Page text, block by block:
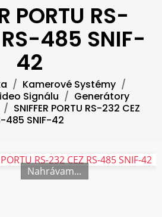
PORTU RS-
485 SNIF-
42
Kamerové Systémy
Signálu
Generátory
SNIFFER PORTU RS-232 CEZ
485 SNIF-42
Nahrávam...